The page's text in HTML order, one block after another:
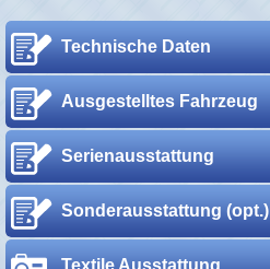
Technische Daten
Ausgestelltes Fahrzeug
Serienausstattung
Sonderausstattung (opt.)
Textile Ausstattung